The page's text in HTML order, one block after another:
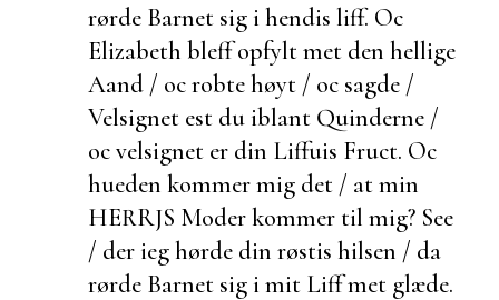
rørde Barnet sig i hendis liff. Oc
Elizabeth bleff opfylt met den hellige
Aand / oc robte høyt / oc sagde /
Velsignet est du iblant Quinderne /
oc velsignet er din Liffuis Fruct. Oc
hueden kommer mig det / at min
HERRJS Moder kommer til mig? See
/ der ieg hørde din røstis hilsen / da
rørde Barnet sig i mit Liff met glæde.